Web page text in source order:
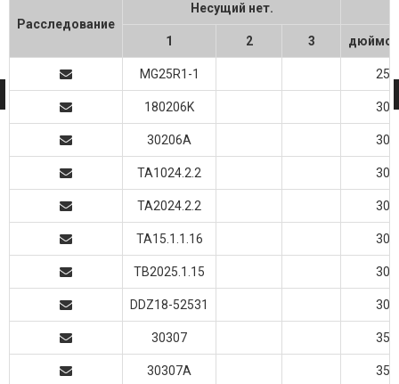
Расследование
Несущий нет.
1 2 3
MG25R1-1 25
180206K 30
30206A 30
TA1024.2.2 30
TA2024.2.2 30
TA15.1.1.16 30
TB2025.1.15 30
DDZ18-52531 30
30307 35
30307A 35